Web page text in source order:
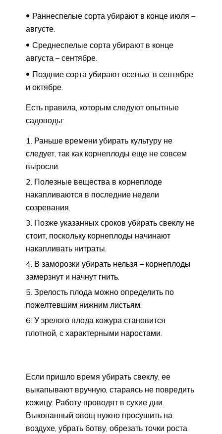
Раннеспелые сорта убирают в конце июля –
августе.
Среднеспелые сорта убирают в конце
августа – сентябре.
Поздние сорта убирают осенью, в сентябре
и октябре.
Есть правила, которым следуют опытные
садоводы:
Раньше времени убирать культуру не
следует, так как корнеплоды еще не совсем
выросли.
Полезные вещества в корнеплоде
накапливаются в последние недели
созревания.
Позже указанных сроков убирать свеклу не
стоит, поскольку корнеплоды начинают
накапливать нитраты.
В заморозки убирать нельзя – корнеплоды
замерзнут и начнут гнить.
Зрелость плода можно определить по
пожелтевшим нижним листьям.
У зрелого плода кожура становится
плотной, с характерными наростами.
Если пришло время убирать свеклу, ее
выкапывают вручную, стараясь не повредить
кожицу. Работу проводят в сухие дни.
Выкопанный овощ нужно просушить на
воздухе, убрать ботву, обрезать точки роста.